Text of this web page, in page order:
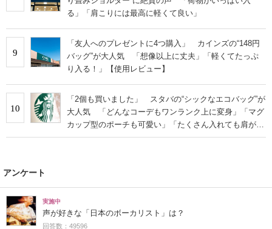
る」「肩こりには最高に軽くて良い」
9
「友人へのプレゼントに4つ購入」 カインズの“148円
バッグ”が大人気 「想像以上に丈夫」「軽くてたっぷ
り入る！」【使用レビュー】
10
「2個も買いました」 スタバの“シックなエコバッグ”が
大人気 「どんなコーデもワンランク上に変身」「マグ
カップ型のポーチも可愛い」「たくさん入れても肩が痛
くならない」
アンケート
実施中
声が好きな「日本のボーカリスト」は？
回答数：49596